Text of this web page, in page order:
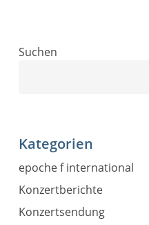
Suchen
Kategorien
epoche f international
Konzertberichte
Konzertsendung